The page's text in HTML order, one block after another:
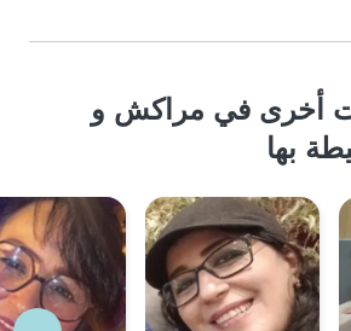
أخرى في مراكش و
بها